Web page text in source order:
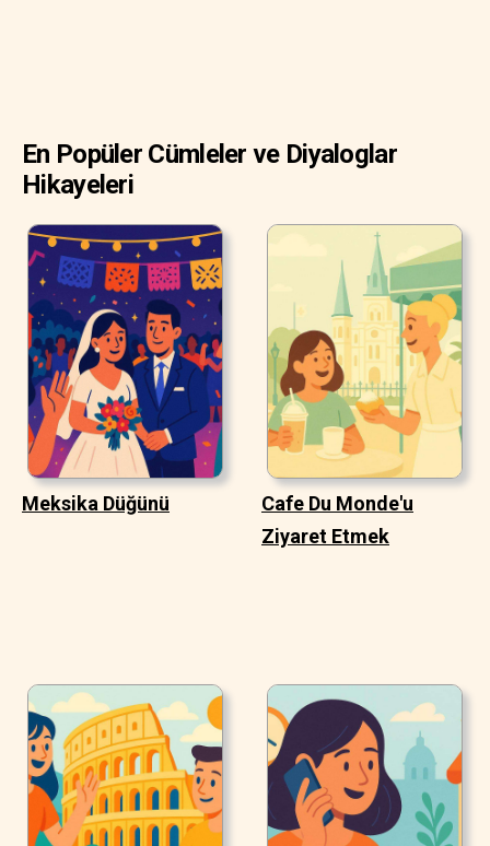
En Popüler Cümleler ve Diyaloglar
Hikayeleri
Meksika Düğünü
Cafe Du Monde'u
Ziyaret Etmek